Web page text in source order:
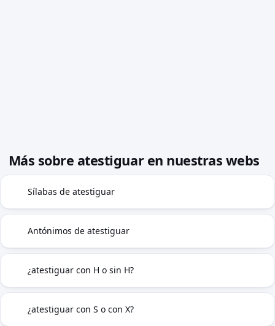
Más sobre atestiguar en nuestras webs
Sílabas de atestiguar
Antónimos de atestiguar
¿atestiguar con H o sin H?
¿atestiguar con S o con X?